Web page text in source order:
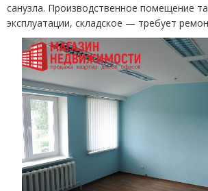
санузла. Производственное помещение
эксплуатации, складское — требует